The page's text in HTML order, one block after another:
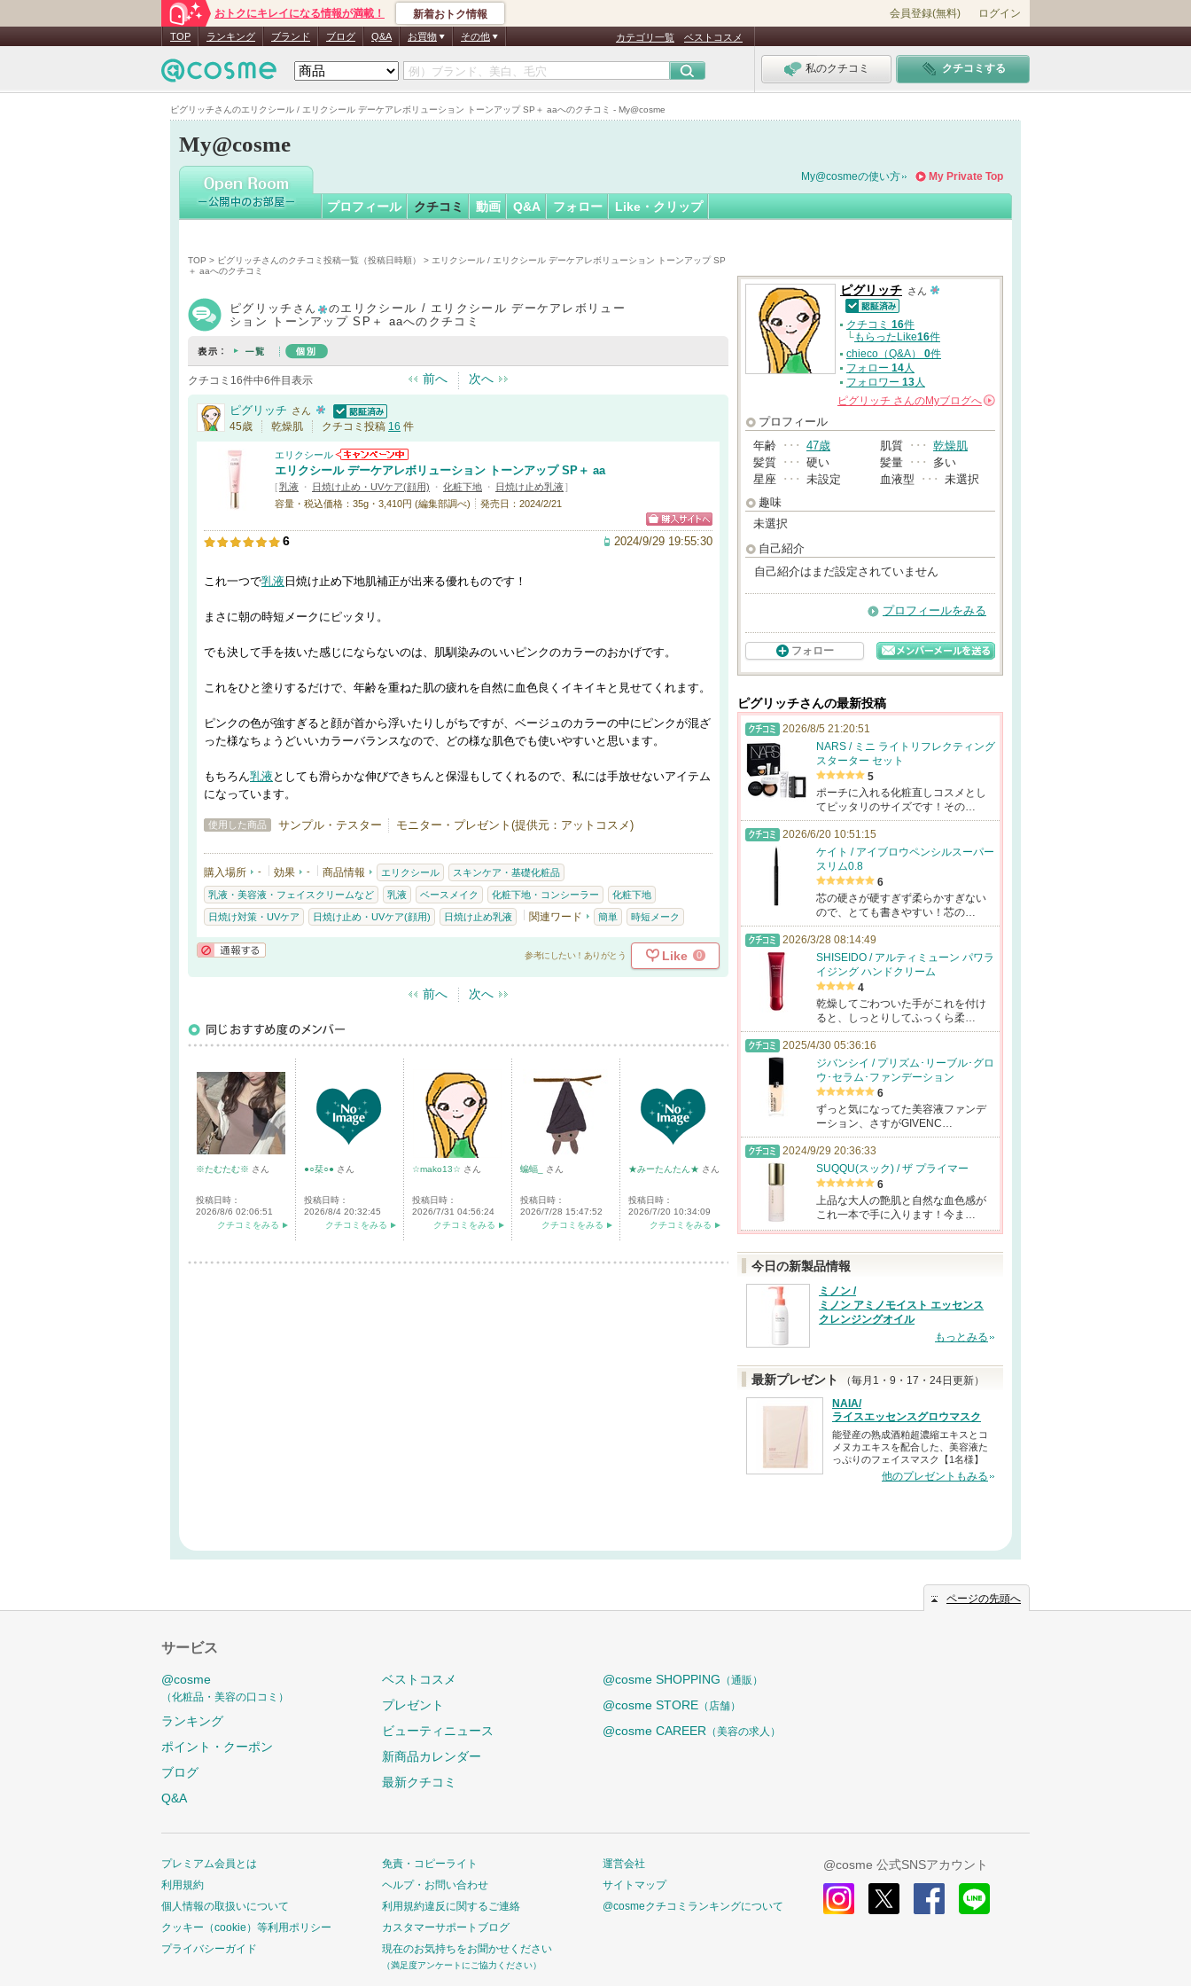
ピグリッチさんのエリクシール / エリクシール デーケアレボリューション トーンアップ SP＋ aaへのクチコミ - My@cosme
おトクにキレイになる情報が満載！ 新着おトク情報 会員登録(無料) ログイン
TOP ランキング ブランド ブログ Q&A お買物 その他 カテゴリ一覧 ベストコスメ
私のクチコミ クチコミする
My@cosme
ピグリッチさん
認
証
My Private Top
My@cosmeの使い方
プロフィール クチコミ 動画 Q&A フォロー Like・クリップ
TOP > ピグリッチさんのクチコミ投稿一覧（投稿日時順）
> エリクシール / エリクシール デーケアレボリューション トーンアップ SP
＋ aaへのクチコミ
ピグリッチ さん のエリクシール / エリクシール デーケアレボリュー
ション トーンアップ SP＋ aaへのクチコミ
クチコミ16件中6件目表示 前へ 次へ
ピグリッチ さん
認証済
45歳 乾燥肌 クチコミ投稿 16 件
エリクシール
エリクシール デーケアレボリューション トーンアップ SP＋ aa
[乳液 ・ 日焼け止め・UVケア(顔用) ・ 化粧下地 ・ 日焼け止め乳液]
容量・税込価格：35g・3,410円 (編集部調べ)
発売日：2024/2/21
6 2024/9/29 19:55:30
これ一つで乳液 日焼け止め下地肌補正が出来る優れものです！
まさに朝の時短メークにピッタリ。
でも決して手を抜いた感じにならないのは、肌馴染みのいいピンクのカラーのおかげです。
これをひと塗りするだけで、年齢を重ねた肌の疲れを自然に血色良くイキイキと見せてくれます。
ピンクの色が強すぎると顔が首から浮いたりしがちですが、ベージュのカラーの中にピンクが混ざ
った様なちょうどいいカラーバランスなので、どの様な肌色でも使いやすいと思います。
もちろん乳液 としても滑らかな伸びできちんと保湿もしてくれるので、私には手放せないアイテム
になっています。
使用した商品 サンプル・テスター モニター・プレゼント(提供元：アットコスメ)
購入場所 - 効果 - 商品情報 エリクシール スキンケア・基礎化粧品
乳液・美容液・フェイスクリームなど 乳液 ベースメイク 化粧下地・コンシーラー 化粧下地
日焼け対策・UVケア 日焼け止め・UVケア(顔用) 日焼け止め乳液 関連ワード 簡単 時短メーク
参考にしたい！ありがとう Like 0
前へ 次へ
※たむたむ※ さん
投稿日時：
2026/8/6 02:06:51
クチコミをみる
●○栞○● さん
投稿日時：
2026/8/4 20:32:45
クチコミをみる
☆mako13☆ さん
投稿日時：
2026/7/31 04:56:24
クチコミをみる
蝙蝠_ さん
投稿日時：
2026/7/28 15:47:52
クチコミをみる
★みーたんたん★ さん
投稿日時：
2026/7/20 10:34:09
クチコミをみる
ピグリッチ さん
認証済
クチコミ 16件
└もらったLike16件
chieco（Q&A） 0件
フォロー 14人
フォロワー 13人
ピグリッチ さんのMyブログへ
プロフィール
年齢 ･･･ 47歳 肌質 ･･･ 乾燥肌
髪質 ･･･ 硬い 髪量 ･･･
多い
星座 ･･･ 未設定 血液型 ･･･ 未選択
趣味
未選択
自己紹介
自己紹介はまだ設定されていません
プロフィールをみる
フォロー
ピグリッチさんの最新投稿
2026/8/5 21:20:51
NARS / ミニ ライトリフレクティング
スターター セット
5
ポーチに入れる化粧直しコスメとし
てピッタリのサイズです！その…
2026/6/20 10:51:15
ケイト / アイブロウペンシルスーパー
スリム0.8
6
芯の硬さが硬すぎず柔らかすぎない
ので、とても書きやすい！芯の…
2026/3/28 08:14:49
SHISEIDO / アルティミューン パワラ
イジング ハンドクリーム
4
乾燥してごわついた手がこれを付け
ると、しっとりしてふっくら柔…
2025/4/30 05:36:16
ジバンシイ / プリズム･リーブル･グロ
ウ･セラム･ファンデーション
6
ずっと気になってた美容液ファンデ
ーション、さすがGIVENC…
2024/9/29 20:36:33
SUQQU(スック) / ザ プライマー
6
上品な大人の艶肌と自然な血色感が
これ一本で手に入ります！今ま…
今日の新製品情報
ミノン /
ミノン アミノモイスト エッセンス
クレンジングオイル
もっとみる
最新プレゼント
（毎月1・9・17・24日更新）
NAIA/
ライスエッセンスグロウマスク
能登産の熟成酒粕超濃縮エキスとコ
メヌカエキスを配合した、美容液た
っぷりのフェイスマスク【1名様】
他のプレゼントもみる
ページの先頭へ
サービス
@cosme
（化粧品・美容の口コミ）
ランキング
ポイント・クーポン
ブログ
Q&A
ベストコスメ
プレゼント
ビューティニュース
新商品カレンダー
最新クチコミ
@cosme SHOPPING （通販）
@cosme STORE （店舗）
@cosme CAREER （美容の求人）
プレミアム会員とは
利用規約
個人情報の取扱いについて
クッキー（cookie）等利用ポリシー
プライバシーガイド
免責・コピーライト
ヘルプ・お問い合わせ
利用規約違反に関するご連絡
カスタマーサポートブログ
現在のお気持ちをお聞かせください
（満足度アンケートにご協力ください）
運営会社
サイトマップ
@cosmeクチコミランキングについて
@cosme 公式SNSアカウント